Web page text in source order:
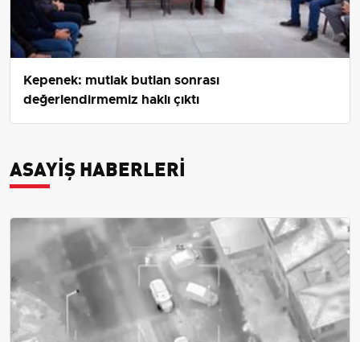
Kepenek: mutlak butlan sonrası
değerlendirmemiz haklı çıktı
ASAYIŞ HABERLERI